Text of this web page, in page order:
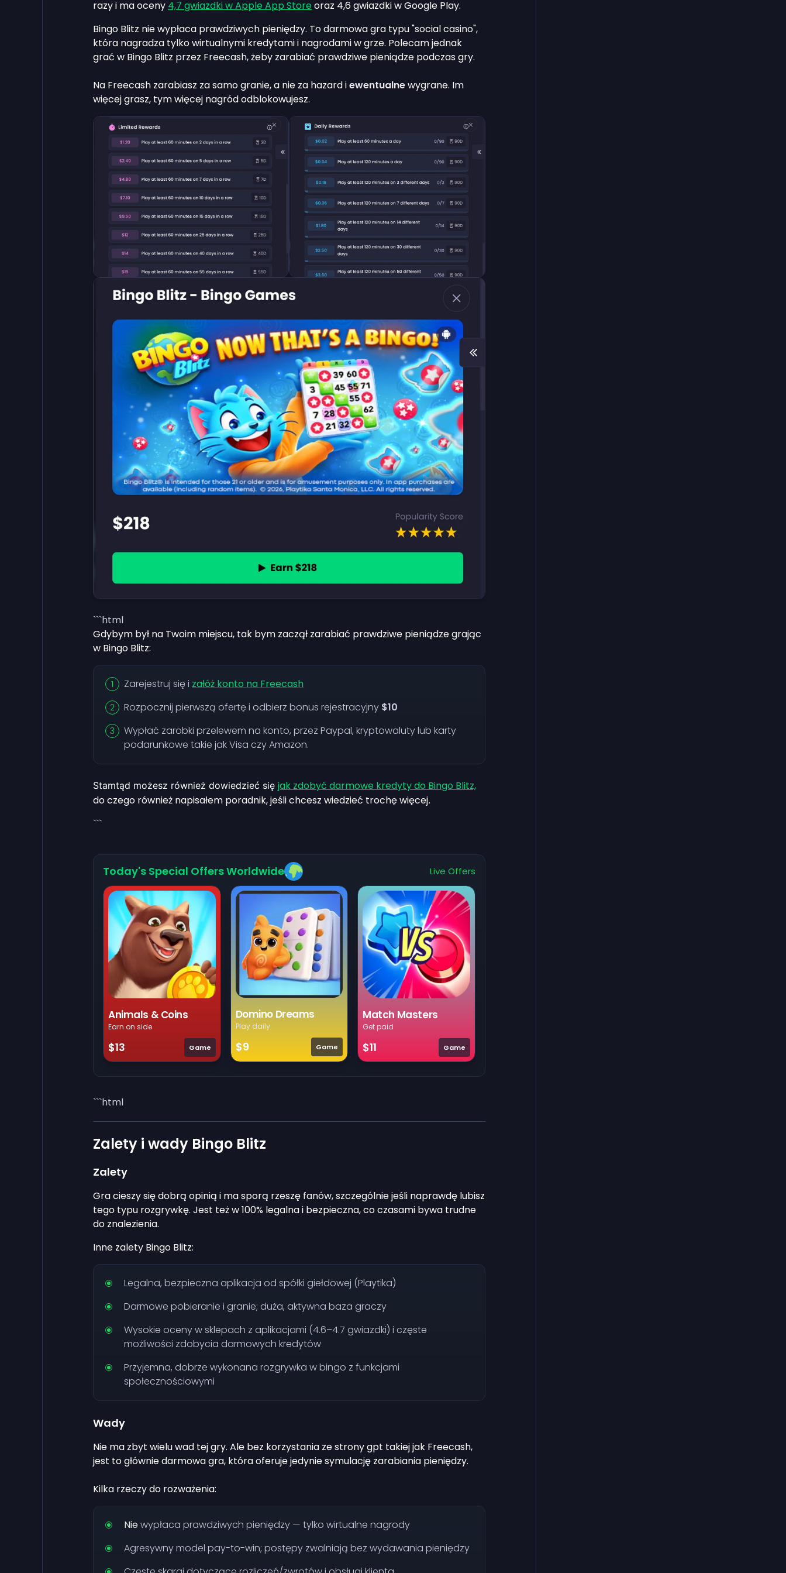
razy i ma oceny 4,7 gwiazdki w Apple App Store oraz 4,6 gwiazdki w Google Play.
Bingo Blitz nie wypłaca prawdziwych pieniędzy. To darmowa gra typu "social casino",
która nagradza tylko wirtualnymi kredytami i nagrodami w grze. Polecam jednak
grać w Bingo Blitz przez Freecash, żeby zarabiać prawdziwe pieniądze podczas gry.
Na Freecash zarabiasz za samo granie, a nie za hazard iewentualnewygrane. Im
więcej grasz, tym więcej nagród odblokowujesz.
```html
Gdybym był na Twoim miejscu, tak bym zaczął zarabiać prawdziwe pieniądze grając
w Bingo Blitz:
Zarejestruj się i załóż konto na Freecash
Rozpocznij pierwszą ofertę i odbierz bonus rejestracyjny $10
Wypłać zarobki przelewem na konto, przez Paypal, kryptowaluty lub karty
podarunkowe takie jak Visa czy Amazon.
Stamtąd możesz również dowiedzieć się jak zdobyć darmowe kredyty do Bingo Blitz,
do czego również napisałem poradnik, jeśli chcesz wiedzieć trochę więcej.
```
Today's Special Offers Worldwide Live Offers
Animals & Coins
Earn on side
$13 Game
Domino Dreams
Play daily
$9 Game
Match Masters
Get paid
$11 Game
```html
Zalety i wady Bingo Blitz
Zalety
Gra cieszy się dobrą opinią i ma sporą rzeszę fanów, szczególnie jeśli naprawdę lubisz
tego typu rozgrywkę. Jest też w 100% legalna i bezpieczna, co czasami bywa trudne
do znalezienia.
Inne zalety Bingo Blitz:
Legalna, bezpieczna aplikacja od spółki giełdowej (Playtika)
Darmowe pobieranie i granie; duża, aktywna baza graczy
Wysokie oceny w sklepach z aplikacjami (4.6–4.7 gwiazdki) i częste
możliwości zdobycia darmowych kredytów
Przyjemna, dobrze wykonana rozgrywka w bingo z funkcjami
społecznościowymi
Wady
Nie ma zbyt wielu wad tej gry. Ale bez korzystania ze strony gpt takiej jak Freecash,
jest to głównie darmowa gra, która oferuje jedynie symulację zarabiania pieniędzy.
Kilka rzeczy do rozważenia:
Niewypłaca prawdziwych pieniędzy — tylko wirtualne nagrody
Agresywny model pay-to-win; postępy zwalniają bez wydawania pieniędzy